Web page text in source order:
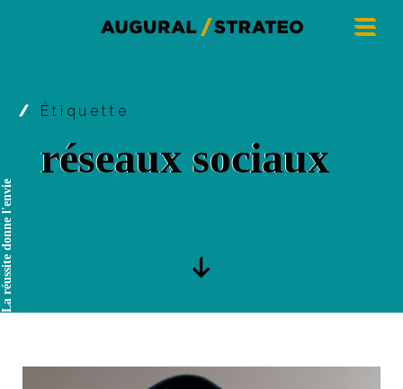
La réussite donne l'envie
Étiquette
réseaux sociaux